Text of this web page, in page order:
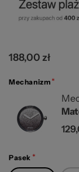
188,00 zł
Mechanizm
Pasek